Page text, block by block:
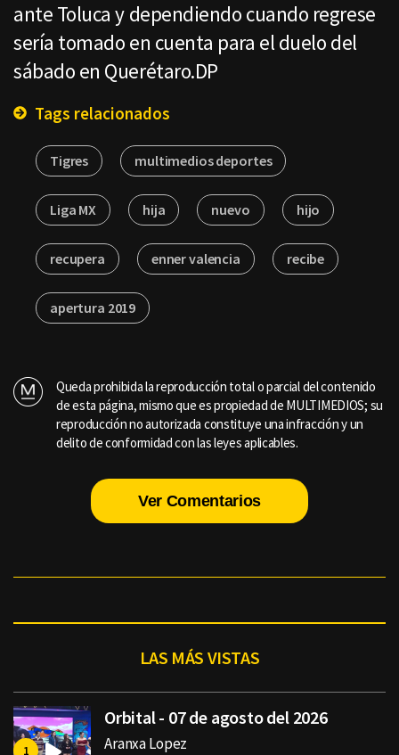
ante Toluca y dependiendo cuando regrese
sería tomado en cuenta para el duelo del
sábado en Querétaro.DP
Tags relacionados
Tigres multimedios deportes
Liga MX hija nuevo hijo
recupera enner valencia recibe
apertura 2019
Queda prohibida la reproducción total o parcial del contenido
de esta página, mismo que es propiedad de MULTIMEDIOS; su
reproducción no autorizada constituye una infracción y un
delito de conformidad con las leyes aplicables.
Ver Comentarios
LAS MÁS VISTAS
Orbital - 07 de agosto del 2026
Aranxa Lopez